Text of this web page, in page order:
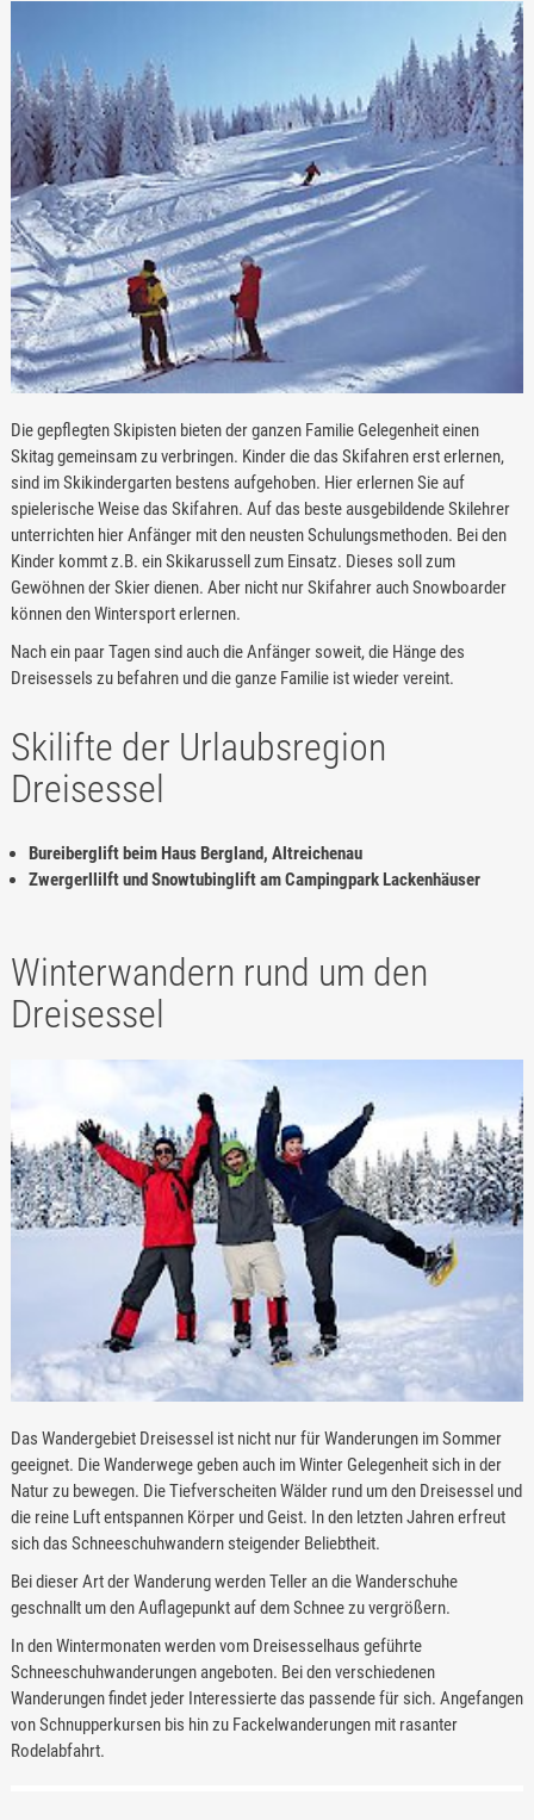
Die gepflegten Skipisten bieten der ganzen Familie Gelegenheit einen
Skitag gemeinsam zu verbringen. Kinder die das Skifahren erst erlernen,
sind im Skikindergarten bestens aufgehoben. Hier erlernen Sie auf
spielerische Weise das Skifahren. Auf das beste ausgebildende Skilehrer
unterrichten hier Anfänger mit den neusten Schulungsmethoden. Bei den
Kinder kommt z.B. ein Skikarussell zum Einsatz. Dieses soll zum
Gewöhnen der Skier dienen. Aber nicht nur Skifahrer auch Snowboarder
können den Wintersport erlernen.
Nach ein paar Tagen sind auch die Anfänger soweit, die Hänge des
Dreisessels zu befahren und die ganze Familie ist wieder vereint.
Skilifte der Urlaubsregion
Dreisessel
Bureiberglift beim Haus Bergland, Altreichenau
Zwergerllilft und Snowtubinglift am Campingpark Lackenhäuser
Winterwandern rund um den
Dreisessel
Das Wandergebiet Dreisessel ist nicht nur für Wanderungen im Sommer
geeignet. Die Wanderwege geben auch im Winter Gelegenheit sich in der
Natur zu bewegen. Die Tiefverscheiten Wälder rund um den Dreisessel und
die reine Luft entspannen Körper und Geist. In den letzten Jahren erfreut
sich das Schneeschuhwandern steigender Beliebtheit.
Bei dieser Art der Wanderung werden Teller an die Wanderschuhe
geschnallt um den Auflagepunkt auf dem Schnee zu vergrößern.
In den Wintermonaten werden vom Dreisesselhaus geführte
Schneeschuhwanderungen angeboten. Bei den verschiedenen
Wanderungen findet jeder Interessierte das passende für sich. Angefangen
von Schnupperkursen bis hin zu Fackelwanderungen mit rasanter
Rodelabfahrt.